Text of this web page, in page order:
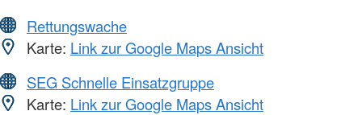
Rettungswache
Karte: Link zur Google Maps Ansicht
SEG Schnelle Einsatzgruppe
Karte: Link zur Google Maps Ansicht